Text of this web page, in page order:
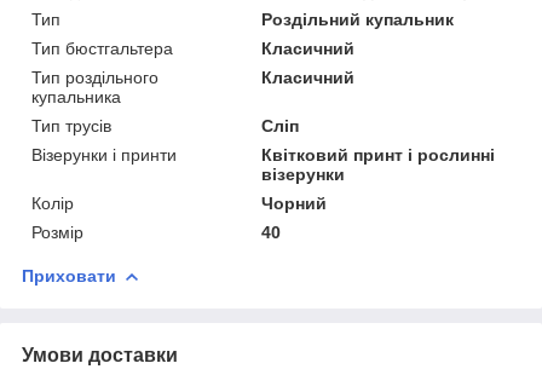
Тип
Роздільний купальник
Тип бюстгальтера
Класичний
Тип роздільного
купальника
Класичний
Тип трусів
Сліп
Візерунки і принти
Квітковий принт і рослинні
візерунки
Колір
Чорний
Розмір
40
Приховати
Умови доставки